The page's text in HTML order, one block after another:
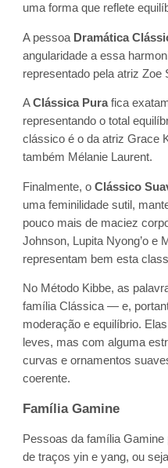
uma forma que reflete
A pessoa Dramática
angularidade a essa
representado pela atriz Zoe
AClássica Purafica
representando o total
clássico é o da atriz Grace
também Mélanie Laurent.
Finalmente, oClássico
uma feminilidade sutil,
pouco mais de maciez
Johnson, Lupita Nyong’o e
representam bem esta
No Método Kibbe, as
família Clássica — e,
moderação e equilíbrio.
leves, mas com alguma
curvas e ornamentos
coerente.
Família Gamine
Pessoas da família
de traços yin e yang, ou